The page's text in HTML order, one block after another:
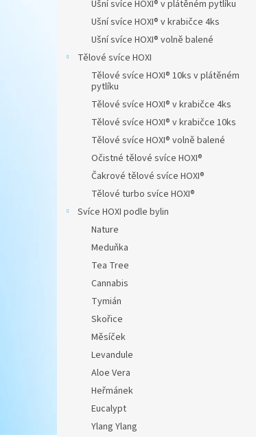
Ušní svíce HOXI® v plátěném pytlíku
Ušní svíce HOXI® v krabičce 4ks
Ušní svíce HOXI® volně balené
Tělové svíce HOXI
Tělové svíce HOXI® 10ks v plátěném
pytlíku
Tělové svíce HOXI® v krabičce 4ks
Tělové svíce HOXI® v krabičce 10ks
Tělové svíce HOXI® volně balené
Očistné tělové svíce HOXI®
Čakrové tělové svíce HOXI®
Tělové turbo svíce HOXI®
Svíce HOXI podle bylin
Nature
Meduňka
Tea Tree
Cannabis
Tymián
Skořice
Měsíček
Levandule
Aloe Vera
Heřmánek
Eucalypt
Ylang Ylang